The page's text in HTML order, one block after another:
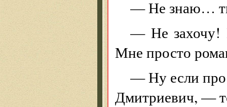
— Не знаю…
— Не захочу!
Мне просто
— Ну если
Дмитриевич, —